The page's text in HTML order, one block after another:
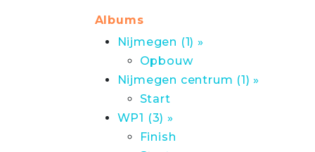
Albums
Nijmegen (1) »
Opbouw
Nijmegen centrum (1) »
Start
WP1 (3) »
Finish